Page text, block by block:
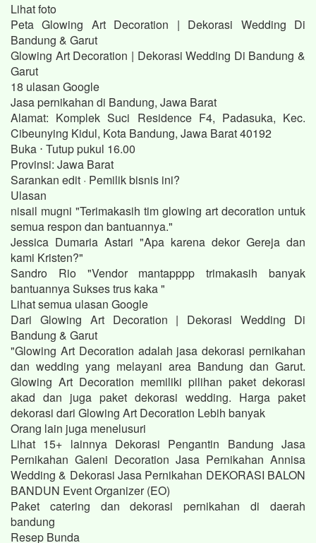
Lihat foto
Peta Glowing Art Decoration | Dekorasi Wedding Di
Bandung & Garut
Glowing Art Decoration | Dekorasi Wedding Di Bandung &
Garut
18 ulasan Google
Jasa pernikahan di Bandung, Jawa Barat
Alamat: Komplek Suci Residence F4, Padasuka, Kec.
Cibeunying Kidul, Kota Bandung, Jawa Barat 40192
Buka ⋅ Tutup pukul 16.00
Provinsi: Jawa Barat
Sarankan edit · Pemilik bisnis ini?
Ulasan
nisail mugni "Terimakasih tim glowing art decoration untuk
semua respon dan bantuannya."
Jessica Dumaria Astari "Apa karena dekor Gereja dan
kami Kristen?"
Sandro Rio "Vendor mantapppp trimakasih banyak
bantuannya Sukses trus kaka "
Lihat semua ulasan Google
Dari Glowing Art Decoration | Dekorasi Wedding Di
Bandung & Garut
"Glowing Art Decoration adalah jasa dekorasi pernikahan
dan wedding yang melayani area Bandung dan Garut.
Glowing Art Decoration memiliki pilihan paket dekorasi
akad dan juga paket dekorasi wedding. Harga paket
dekorasi dari Glowing Art Decoration Lebih banyak
Orang lain juga menelusuri
Lihat 15+ lainnya Dekorasi Pengantin Bandung Jasa
Pernikahan Galeni Decoration Jasa Pernikahan Annisa
Wedding & Dekorasi Jasa Pernikahan DEKORASI BALON
BANDUN Event Organizer (EO)
Paket catering dan dekorasi pernikahan di daerah
bandung
Resep Bunda